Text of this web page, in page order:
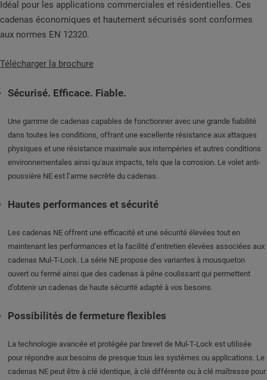
Idéal pour les applications commerciales et résidentielles. Ces
cadenas économiques et hautement sécurisés sont conformes
aux normes EN 12320.
Télécharger la brochure
Sécurisé. Efficace. Fiable.
Une gamme de cadenas capables de fonctionner avec une grande fiabilité
dans toutes les conditions, offrant une excellente résistance aux attaques
physiques et une résistance maximale aux intempéries et autres conditions
environnementales ainsi qu'aux impacts, tels que la corrosion. Le volet anti-
poussière NE est l’arme secrète du cadenas.
Hautes performances et sécurité
Les cadenas NE offrent une efficacité et une sécurité élevées tout en
maintenant les performances et la facilité d’entretien élevées associées aux
cadenas Mul-T-Lock. La série NE propose des variantes à mousqueton
ouvert ou fermé ainsi que des cadenas à pêne coulissant qui permettent
d’obtenir un cadenas de haute sécurité adapté à vos besoins.
Possibilités de fermeture flexibles
La technologie avancée et protégée par brevet de Mul-T-Lock est utilisée
pour répondre aux besoins de presque tous les systèmes ou applications. Le
cadenas NE peut être à clé identique, à clé différente ou à clé maîtresse pour